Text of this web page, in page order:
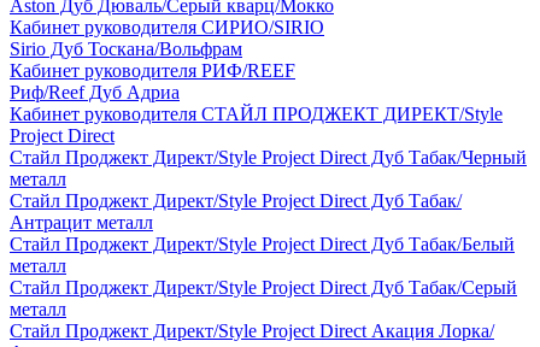
Aston Дуб Дюваль/Серый кварц/Мокко
Кабинет руководителя СИРИО/SIRIO
Sirio Дуб Тоскана/Вольфрам
Кабинет руководителя РИФ/REEF
Риф/Reef Дуб Адриа
Кабинет руководителя СТАЙЛ ПРОДЖЕКТ ДИРЕКТ/Style
Project Direct
Стайл Проджект Директ/Style Project Direct Дуб Табак/Черный
металл
Стайл Проджект Директ/Style Project Direct Дуб Табак/
Антрацит металл
Стайл Проджект Директ/Style Project Direct Дуб Табак/Белый
металл
Стайл Проджект Директ/Style Project Direct Дуб Табак/Серый
металл
Стайл Проджект Директ/Style Project Direct Акация Лорка/